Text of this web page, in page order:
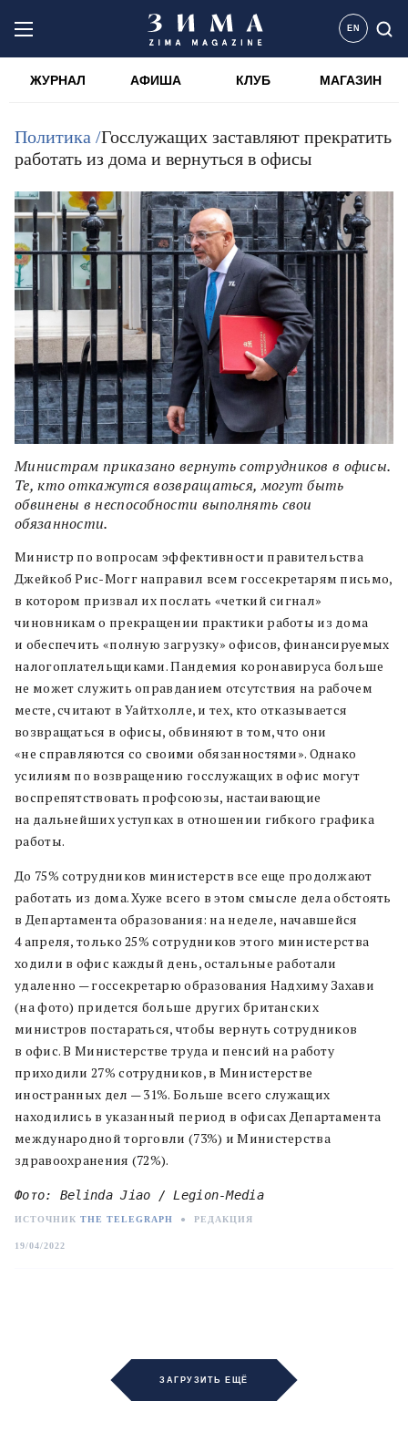
EN
ЖУРНАЛ АФИША КЛУБ МАГАЗИН
Политика /Госслужащих заставляют прекратить
работать из дома и вернуться в офисы
Министрам приказано вернуть сотрудников в офисы.
Те, кто откажутся возвращаться, могут быть
обвинены в неспособности выполнять свои
обязанности.
Министр по вопросам эффективности правительства
Джейкоб Рис-Могг направил всем госсекретарям письмо,
в котором призвал их послать «четкий сигнал»
чиновникам о прекращении практики работы из дома
и обеспечить «полную загрузку» офисов, финансируемых
налогоплательщиками. Пандемия коронавируса больше
не может служить оправданием отсутствия на рабочем
месте, считают в Уайтхолле, и тех, кто отказывается
возвращаться в офисы, обвиняют в том, что они
«не справляются со своими обязанностями». Однако
усилиям по возвращению госслужащих в офис могут
воспрепятствовать профсоюзы, настаивающие
на дальнейших уступках в отношении гибкого графика
работы.
До 75% сотрудников министерств все еще продолжают
работать из дома. Хуже всего в этом смысле дела обстоять
в Департамента образования: на неделе, начавшейся
4 апреля, только 25% сотрудников этого министерства
ходили в офис каждый день, остальные работали
удаленно — госсекретарю образования Надхиму Захави
(на фото) придется больше других британских
министров постараться, чтобы вернуть сотрудников
в офис. В Министерстве труда и пенсий на работу
приходили 27% сотрудников, в Министерстве
иностранных дел — 31%. Больше всего служащих
находились в указанный период в офисах Департамента
международной торговли (73%) и Министерства
здравоохранения (72%).
Фото: Belinda Jiao / Legion-Media
ИСТОЧНИК THE TELEGRAPH ● РЕДАКЦИЯ
19/04/2022
ЗАГРУЗИТЬ ЕЩЁ